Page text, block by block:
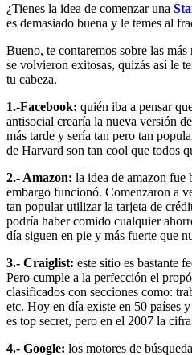
¿Tienes la idea de comenzar una
es demasiado buena y le temes al
Bueno, te contaremos sobre las
se volvieron exitosas, quizás así le
tu cabeza.
1.-Facebook: quién iba a pensar
antisocial crearía la nueva versión
más tarde y sería tan pero tan
de Harvard son tan cool que todos
2.- Amazon: la idea de amazon fue
embargo funcionó. Comenzaron a
tan popular utilizar la tarjeta de
podría haber comido cualquier
día siguen en pie y más fuerte que
3.- Craiglist: este sitio es bastante
Pero cumple a la perfección el
clasificados con secciones como:
etc. Hoy en día existe en 50 países
es top secret, pero en el 2007 la
4.- Google: los motores de